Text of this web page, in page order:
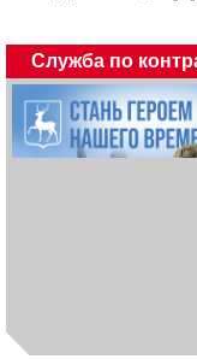
Служба по